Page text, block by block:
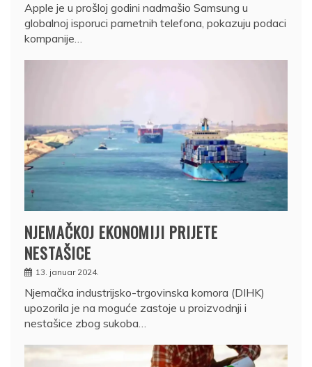
Apple je u prošloj godini nadmašio Samsung u
globalnoj isporuci pametnih telefona, pokazuju podaci
kompanije…
NJEMAČKOJ EKONOMIJI PRIJETE
NESTAŠICE
13. januar 2024.
Njemačka industrijsko-trgovinska komora (DIHK)
upozorila je na moguće zastoje u proizvodnji i
nestašice zbog sukoba…